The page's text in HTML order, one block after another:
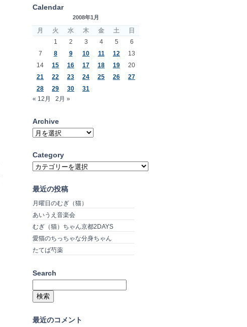
Calendar
2008年1月
月 火 水 木 金 土
日
1
2 3 4 5
6
7
8 9 10 11 12
13
14
15 16 17 18 19
20
21
22 23 24 25 26
27
28
29 30
31
« 12月
2月 »
Archive
Archive
Category
Category
最近の投稿
月曜日のむぎ（猫）
あいうえ音楽会
むぎ（猫）ちゃん京都2DAYS
愛猫のちっちゃな分身ちゃん
たてば芍薬
Search
索:
最近のコメント